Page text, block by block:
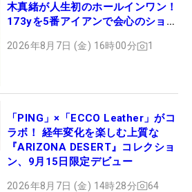
木真緒が人生初のホールインワン！
173yを5番アイアンで会心のショッ
2026年8月7日 (金) 16時00分 1
「PING」×「ECCO Leather」がコ
ラボ！ 経年変化を楽しむ上質な
『ARIZONA DESERT』コレクショ
ン、9月15日限定デビュー
2026年8月7日 (金) 14時28分 64